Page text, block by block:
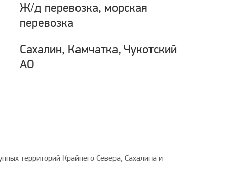
Ж/д перевозка, морская
перевозка
Сахалин, Камчатка, Чукотский
АО
территорий Крайнего Севера, Сахалина и